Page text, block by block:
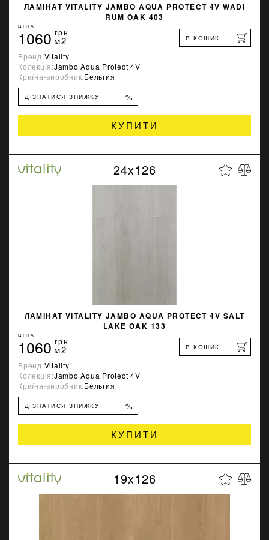
ЛАМІНАТ VITALITY JAMBO AQUA PROTECT 4V WADI
RUM OAK 403
ЦІНА
1060 грн
м2 В КОШИК
Бренд:Vitality
Колекція:Jambo Aqua Protect 4V
Країна-виробник:Бельгия
ДІЗНАТИСЯ ЗНИЖКУ %
КУПИТИ
24x126
ЛАМІНАТ VITALITY JAMBO AQUA PROTECT 4V SALT
LAKE OAK 133
ЦІНА
1060 грн
м2 В КОШИК
Бренд:Vitality
Колекція:Jambo Aqua Protect 4V
Країна-виробник:Бельгия
ДІЗНАТИСЯ ЗНИЖКУ %
КУПИТИ
19x126